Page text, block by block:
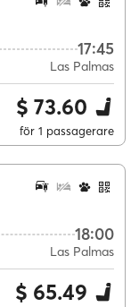
17:45
Las Palmas
$ 73.60
för 1 passagerare
18:00
Las Palmas
$ 65.49